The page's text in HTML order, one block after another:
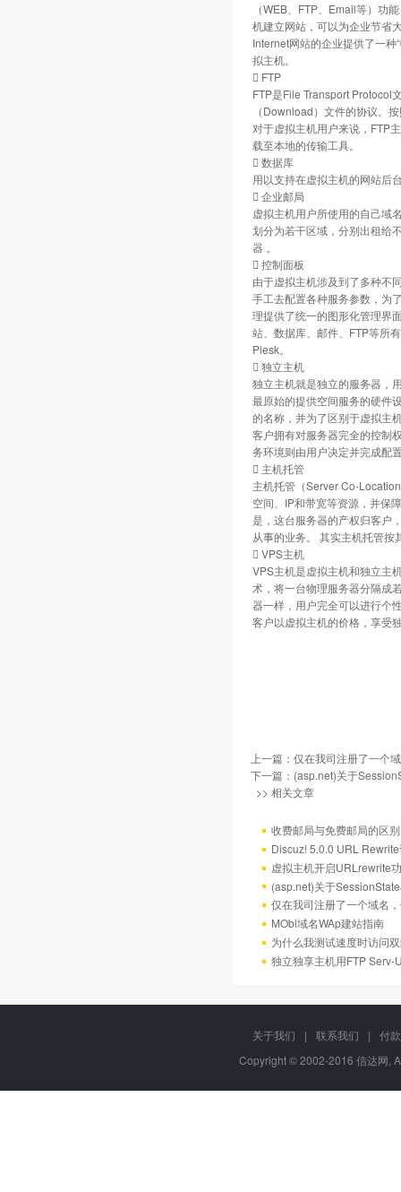
（WEB、FTP、Email等）功
机建立网站，可以为企业节省
Internet网站的企业提供了一
拟主机。
 FTP
FTP是File Transport Protocol
（Download）文件的协议。
对于虚拟主机用户来说，FTP
载至本地的传输工具。
 数据库
用以支持在虚拟主机的网站后
 企业邮局
虚拟主机用户所使用的自己域
划分为若干区域，分别出租给
器 。
 控制面板
由于虚拟主机涉及到了多种不
手工去配置各种服务参数，为
理提供了统一的图形化管理界
站、数据库、邮件、FTP等所
Plesk。
 独立主机
独立主机就是独立的服务器，
最原始的提供空间服务的硬件
的名称，并为了区别于虚拟主
客户拥有对服务器完全的控制
务环境则由用户决定并完成配
 主机托管
主机托管（Server Co-
空间、IP和带宽等资源，并保
是，这台服务器的产权归客户
从事的业务。 其实主机托管
 VPS主机
VPS主机是虚拟主机和独立主
术，将一台物理服务器分隔成
器一样，用户完全可以进行个
客户以虚拟主机的价格，享受
上一篇： 仅在我司注册了一个
下一篇： (asp.net)关于
>> 相关文章
收费邮局与免费邮局的区别
Discuz! 5.0.0 URL
虚拟主机开启URLrewrite
(asp.net)关于
仅在我司注册了一个域名
MObi域名WAp建站指南
为什么我测试速度时访问
独立独享主机用FTP Serv-
关于我们 | 联系我们 |
付
Copyright © 2002-2016 信达网,